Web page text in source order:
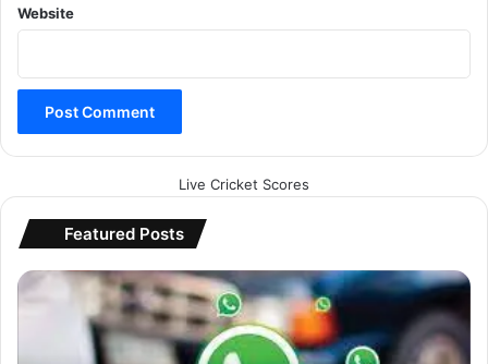
Website
Live Cricket Scores
Featured Posts
W